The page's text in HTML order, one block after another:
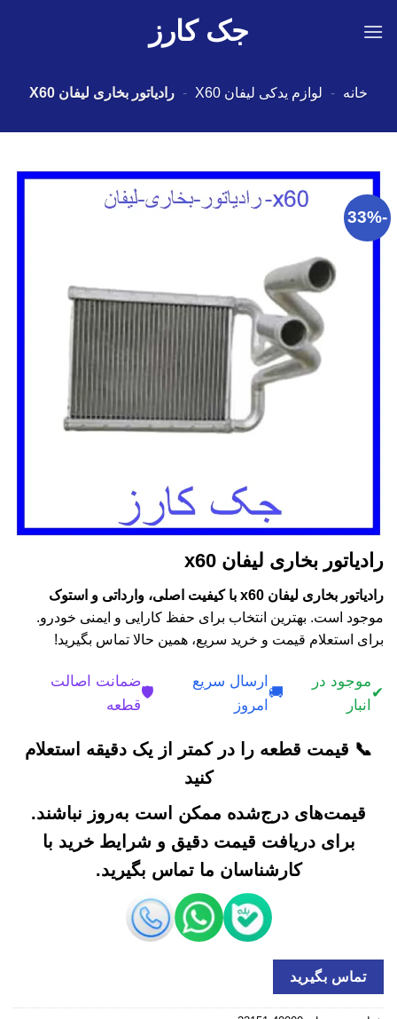
جک کارز
خانه - لوازم یدکی لیفان X60 - رادیاتور بخاری لیفان X60
-33%
رادیاتور بخاری لیفان x60
رادیاتور بخاری لیفان x60 با کیفیت اصلی، وارداتی و استوک
موجود است. بهترین انتخاب برای حفظ کارایی و ایمنی خودرو.
برای استعلام قیمت و خرید سریع، همین حالا تماس بگیرید!
✔
موجود در
انبار
🚚
ارسال سریع
امروز
🛡️
ضمانت اصالت
قطعه
📞 قیمت قطعه را در کمتر از یک دقیقه استعلام
کنید
قیمت‌های درج‌شده ممکن است به‌روز نباشند.
برای دریافت قیمت دقیق و شرایط خرید با
کارشناسان ما تماس بگیرید.
تماس بگیرید